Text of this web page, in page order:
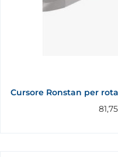
Cursore Ronstan per
81,75